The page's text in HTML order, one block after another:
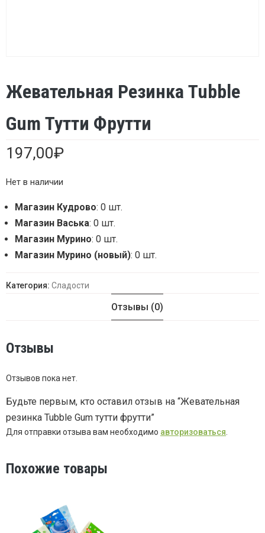
Жевательная Резинка Tubble
Gum Тутти Фрутти
197,00₽
Нет в наличии
Магазин Кудрово: 0 шт.
Магазин Васька: 0 шт.
Магазин Мурино: 0 шт.
Магазин Мурино (новый): 0 шт.
Категория: Сладости
Отзывы (0)
Отзывы
Отзывов пока нет.
Будьте первым, кто оставил отзыв на “Жевательная
резинка Tubble Gum тутти фрутти”
Для отправки отзыва вам необходимо авторизоваться
Похожие товары